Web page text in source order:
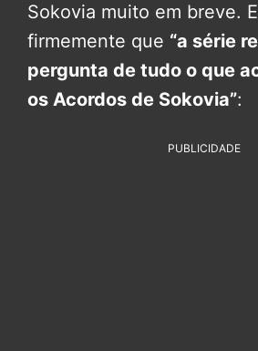
Sokovia muito em breve.
firmemente que “a série
pergunta de tudo o que
os Acordos de Sokovia”:
PUBLICIDADE